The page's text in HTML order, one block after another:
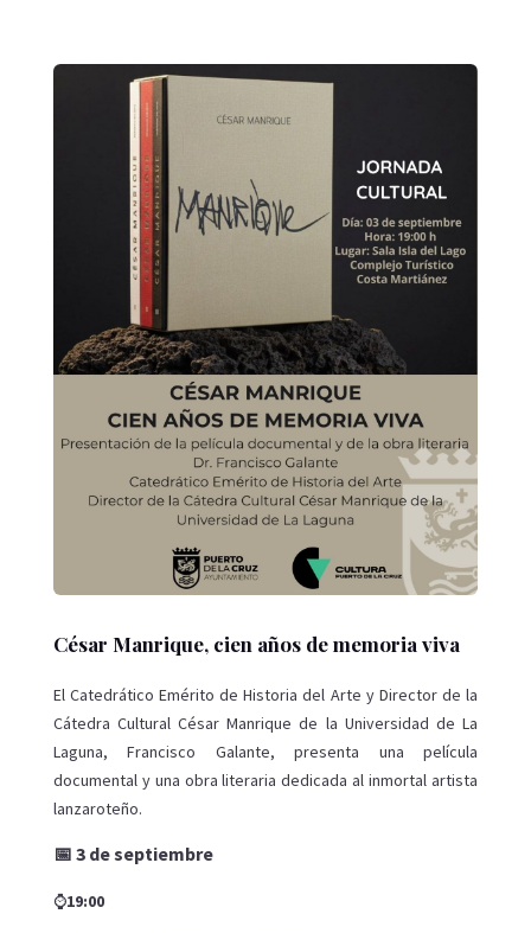
César Manrique, cien años de memoria viva
El Catedrático Emérito de Historia del Arte y Director de la
Cátedra Cultural César Manrique de la Universidad de La
Laguna, Francisco Galante, presenta una película
documental y una obra literaria dedicada al inmortal artista
lanzaroteño.
📅 3 de septiembre
⌚19:00